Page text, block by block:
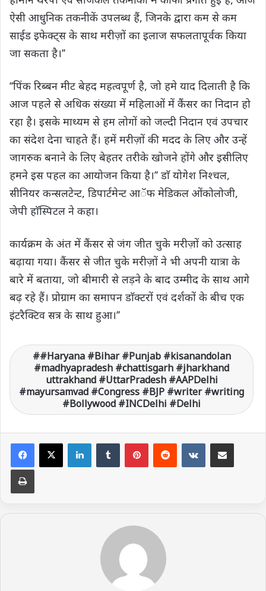
ऐसी आधुनिक तकनीकें उपलब्ध हैं, जिनके द्वारा कम से कम
साईड इफेक्ट्स के साथ मरीज़ों का इलाज सफलतापूर्वक किया
जा सकता है।’’
‘‘पिंक रिब्बन मीट बेहद महत्वपूर्ण है, जो हमे याद दिलाती है कि
आज पहले से अधिक संख्या में महिलाओं में कैंसर का निदान हो
रहा है। इसके माध्यम से हम लोगों को जल्दी निदान एवं उपचार
का संदेश देना चाहते हैं। हमें मरीज़ों की मदद के लिए और उन्हें
जागरुक बनाने के लिए बेहतर तरीके खोजने होंगे और इसीलिए
हमने इस पहल का आयोजन किया है।’’ डाॅ योगेश निश्चल,
सीनियर कन्सलटेन्ट, डिपार्टमेन्ट आॅफ मेडिकल ओंकोलोजी,
जेपी हाॅस्पिटल ने कहा।
कार्यक्रम के अंत में कैंसर से जंग जीत चुके मरीज़ों को उत्साह
बढ़ाया गया। कैंसर से जीत चुके मरीज़ों ने भी अपनी यात्रा के
बारे में बताया, जो बीमारी से लड़ने के बाद उम्मीद के साथ आगे
बढ़ रहे हैं। प्रोग्राम का समापन डाॅक्टरों एवं दर्शकों के बीच एक
इंटरैक्टिव सत्र के साथ हुआ।’’
#Haryana #Bihar #Punjab #kisanandolan
#madhyapradesh #chattisgarh #jharkhand
uttrakhand #UttarPradesh #AAPDelhi
#mayursamvad #Congress #BJP #writer #writing
#Bollywood #INCDelhi #Delhi
LinkedIn VKontakte